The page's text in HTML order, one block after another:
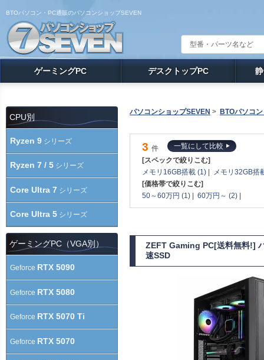
BTOパソコン・PC通販のパソコンショップSEVEN
ゲーミングPC デスクトップPC
パソコンショップSEVEN > BTOパソコ
3 件
一覧にして比較
[スペックで絞りこむ]
メモリ16GB搭載 (1) |
メモリ32GB搭
[価格帯で絞りこむ]
50～60万円 (1) | 60万円～ (2) |
ZEFT Gaming PC[送料無料!]
速SSD
CPU別
Ryzen 9 シリーズ
Ryzen 7 / 5 シリーズ
Core Ultra 7 シリーズ
Core Ultra 5 シリーズ
ゲーミングPC（VGA別）
Geforce RTX 5090
Geforce RTX 5080
Geforce RTX 5070 Ti
Geforce RTX 5070